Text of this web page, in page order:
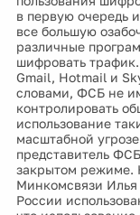
в первую очередь
все большую
различные
шифровать
Gmail, Hotmail и
словами, ФСБ не
контролировать
использование
масштабной
представитель
закрытом режиме.
Минкомсвязи
России